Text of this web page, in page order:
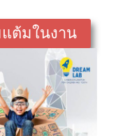
ต้มในงาน